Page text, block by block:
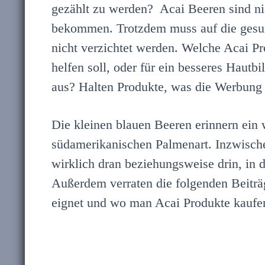
gezählt zu werden? Acai Beeren sind
bekommen. Trotzdem muss auf die
nicht verzichtet werden. Welche Acai
helfen soll, oder für ein besseres
aus? Halten Produkte, was die
Die kleinen blauen Beeren erinnern ein
südamerikanischen Palmenart.
wirklich dran beziehungsweise drin, in
Außerdem verraten die folgenden
eignet und wo man Acai Produkte